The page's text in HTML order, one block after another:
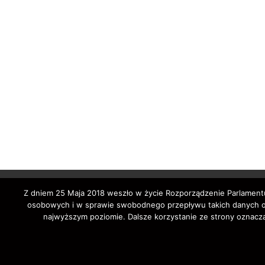
Copyright ©
Z dniem 25 Maja 2018 weszło w życie Rozporządzenie
osobowych i w sprawie swobodnego przepływu takich
najwyższym poziomie. Dalsze korzystanie ze strony